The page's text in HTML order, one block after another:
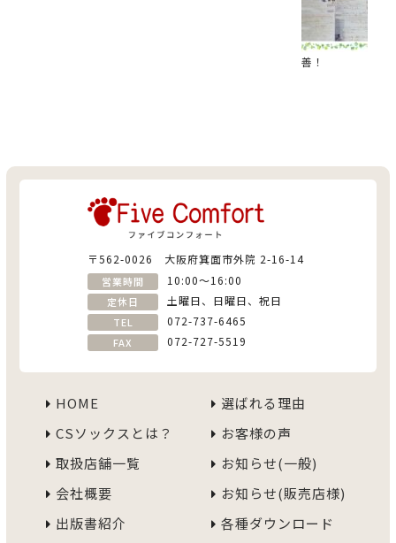
善！
〒562-0026 大阪府箕面市外院 2-16-14
営業時間 10:00〜16:00
定休日 土曜日、日曜日、祝日
TEL 072-737-6465
FAX 072-727-5519
HOME
選ばれる理由
CSソックスとは？
お客様の声
取扱店舗一覧
お知らせ(一般)
会社概要
お知らせ(販売店様)
出版書紹介
各種ダウンロード